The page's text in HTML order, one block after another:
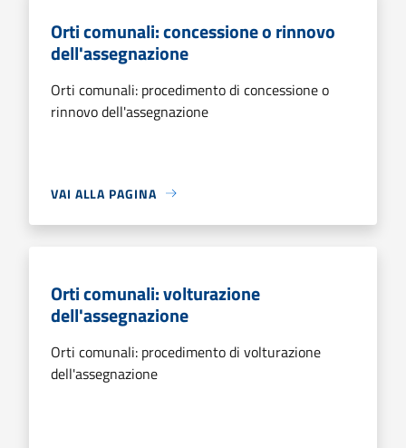
Orti comunali: concessione o rinnovo
dell'assegnazione
Orti comunali: procedimento di concessione o
rinnovo dell'assegnazione
VAI ALLA PAGINA
Orti comunali: volturazione
dell'assegnazione
Orti comunali: procedimento di volturazione
dell'assegnazione